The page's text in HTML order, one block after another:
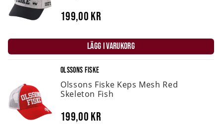
199,00 kr
LÄGG I VARUKORG
OLSSONS FISKE
Olssons Fiske Keps Mesh Red
Skeleton Fish
199,00 kr